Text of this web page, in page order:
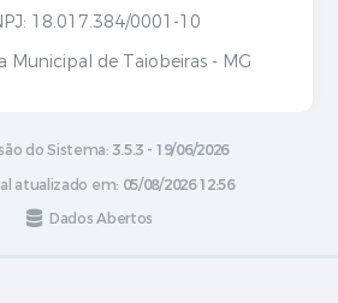
18.017.384/0001-10
Municipal de Taiobeiras - MG
do Sistema: 3.5.3 - 19/06/2026
atualizado em: 05/08/2026 12:56
Dados Abertos